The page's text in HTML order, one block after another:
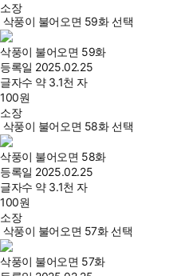
소장
삭풍이 불어오면 59화 선택
삭풍이 불어오면 59화
등록일 2025.02.25
글자수 약 3.1천 자
100원
소장
삭풍이 불어오면 58화 선택
삭풍이 불어오면 58화
등록일 2025.02.25
글자수 약 3.1천 자
100원
소장
삭풍이 불어오면 57화 선택
삭풍이 불어오면 57화